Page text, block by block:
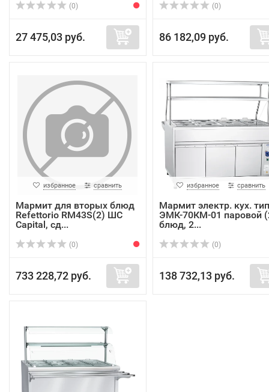
(0)
27 475,03 руб.
(0)
86 182,09 руб.
избранное сравнить
Мармит для вторых блюд
Refettorio RM43S(2) ШС
Capital, сд...
(0)
733 228,72 руб.
избранное сравнить
Мармит электр. кух.
ЭМК-70КМ-01 паровой
блюд, 2...
(0)
138 732,13 руб.